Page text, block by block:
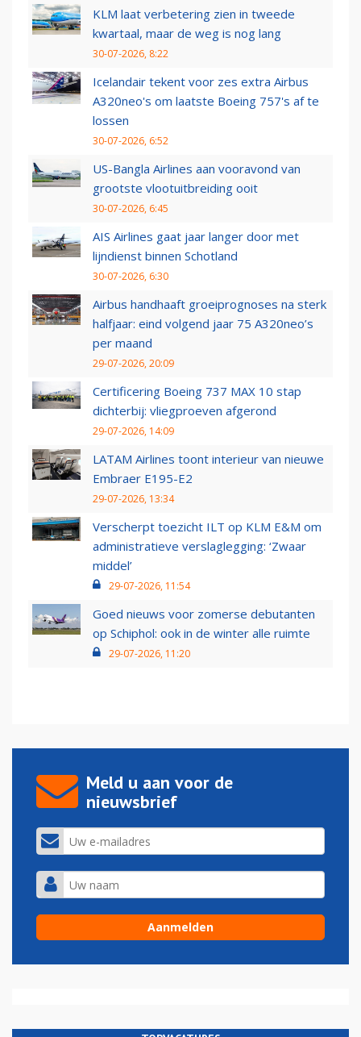
KLM laat verbetering zien in tweede
kwartaal, maar de weg is nog lang
30-07-2026, 8:22
Icelandair tekent voor zes extra Airbus
A320neo's om laatste Boeing 757's af te
lossen
30-07-2026, 6:52
US-Bangla Airlines aan vooravond van
grootste vlootuitbreiding ooit
30-07-2026, 6:45
AIS Airlines gaat jaar langer door met
lijndienst binnen Schotland
30-07-2026, 6:30
Airbus handhaaft groeiprognoses na sterk
halfjaar: eind volgend jaar 75 A320neo’s
per maand
29-07-2026, 20:09
Certificering Boeing 737 MAX 10 stap
dichterbij: vliegproeven afgerond
29-07-2026, 14:09
LATAM Airlines toont interieur van nieuwe
Embraer E195-E2
29-07-2026, 13:34
Verscherpt toezicht ILT op KLM E&M om
administratieve verslaglegging: ‘Zwaar
middel’
29-07-2026, 11:54
Goed nieuws voor zomerse debutanten
op Schiphol: ook in de winter alle ruimte
29-07-2026, 11:20
Meld u aan voor de
nieuwsbrief